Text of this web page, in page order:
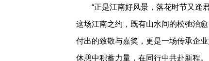
“正是江南好风景，落花时节又逢君
这场江南之约，既有山水间的松弛治
付出的致敬与嘉奖，更是一场传承企
休憩中积蓄力量，在同行中共赴新程。